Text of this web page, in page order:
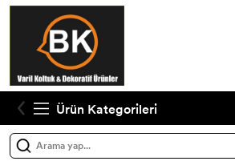
Ürün Kategorileri